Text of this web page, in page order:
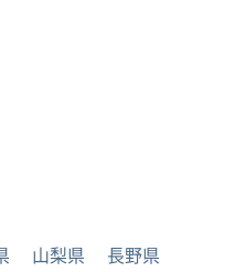
山梨県 長野県